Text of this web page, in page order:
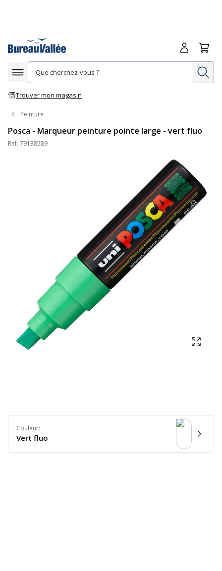
Afficher la navigation
Trouver mon magasin
Me
Peinture
Posca - Marqueur peinture pointe large - vert fluo
Ref. 79138589
Couleur:
Vert fluo